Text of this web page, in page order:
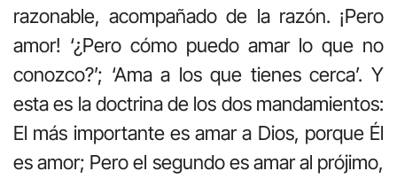
razonable, acompañado de la razón. ¡Pero
amor! ‘¿Pero cómo puedo amar lo que no
conozco?’; ‘Ama a los que tienes cerca’. Y
esta es la doctrina de los dos mandamientos:
El más importante es amar a Dios, porque Él
es amor; Pero el segundo es amar al prójimo,